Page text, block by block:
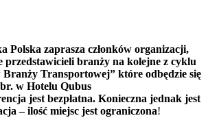
Polska zaprasza członków organizacji,
przedstawicieli branży na kolejne z cyklu
Transportowej” które odbędzie się
w Hotelu Qubus
jest bezpłatna. Konieczna jednak jest
– ilość miejsc jest ograniczona!